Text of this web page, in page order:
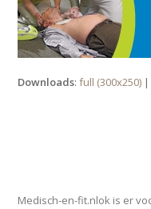
Downloads:full (300x250)
Medisch-en-fit.nlok is er